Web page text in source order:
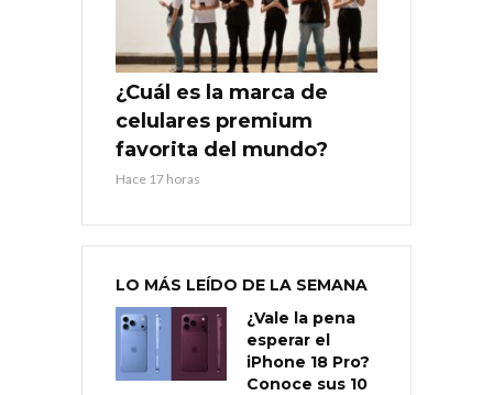
¿Cuál es la marca de
celulares premium
favorita del mundo?
Hace 17 horas
LO MÁS LEÍDO DE LA SEMANA
¿Vale la pena
esperar el
iPhone 18 Pro?
Conoce sus 10